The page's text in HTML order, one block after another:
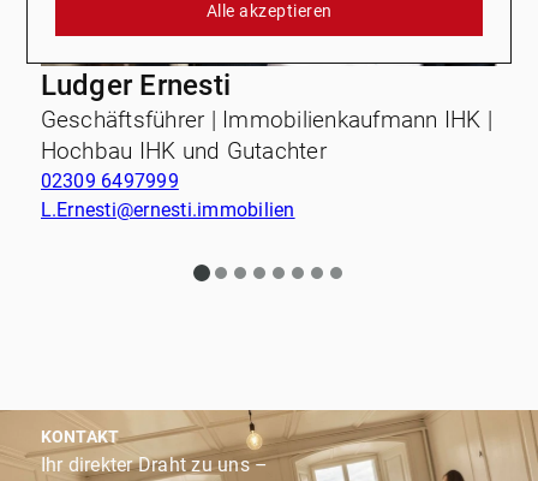
Ludger Ernesti
Geschäftsführer | Immobilienkaufmann IHK |
Hochbau IHK und Gutachter
02309 6497999
L.Ernesti@ernesti.immobilien
KONTAKT
Ihr direkter Draht zu uns –
Alle akzeptieren